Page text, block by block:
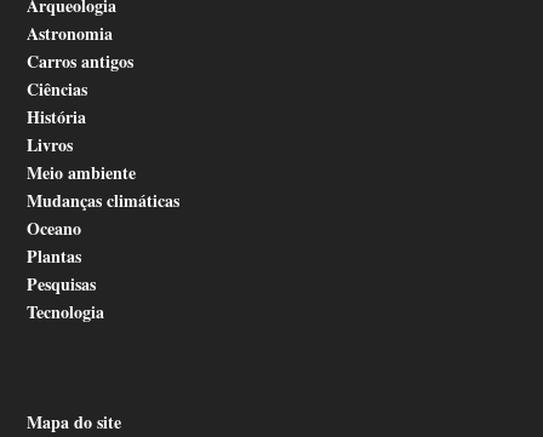
Arqueologia
Astronomia
Carros antigos
Ciências
História
Livros
Meio ambiente
Mudanças climáticas
Oceano
Plantas
Pesquisas
Tecnologia
Mapa do site